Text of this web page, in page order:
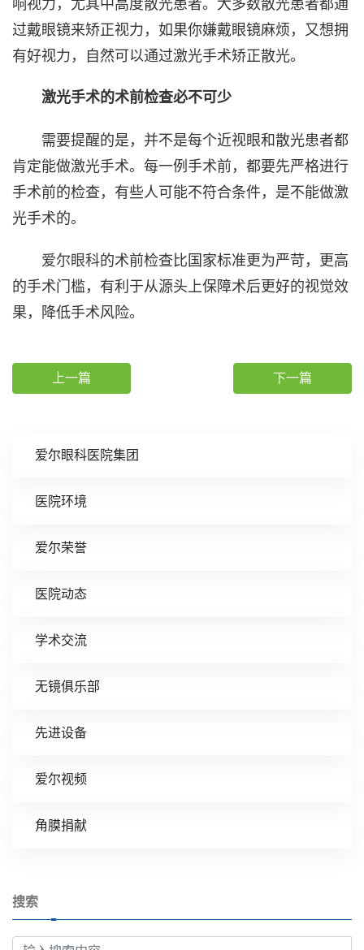
爱尔眼科医院集团
医院环境
爱尔荣誉
医院动态
学术交流
无镜俱乐部
先进设备
爱尔视频
角膜捐献
搜索
过戴眼镜来矫正视力，如果你嫌戴眼镜麻烦，又想拥
有好视力，自然可以通过激光手术矫正散光。
激光手术的术前检查必不可少
需要提醒的是，并不是每个近视眼和散光患者都
肯定能做激光手术。每一例手术前，都要先严格进行
手术前的检查，有些人可能不符合条件，是不能做激
光手术的。
爱尔眼科的术前检查比国家标准更为严苛，更高
的手术门槛，有利于从源头上保障术后更好的视觉效
果，降低手术风险。
上一篇 下一篇